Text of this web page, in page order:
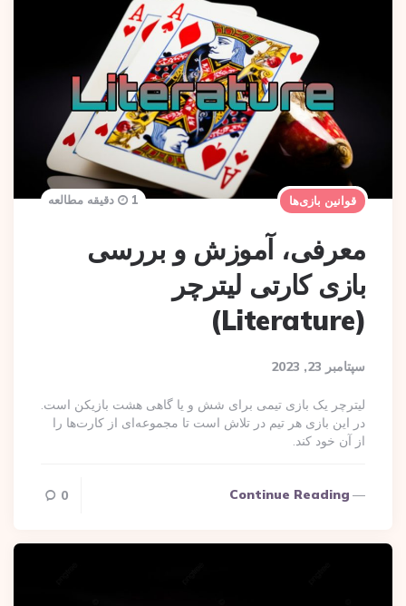
قوانین بازی‌ها
معرفی، آموزش و بررسی
بازی کارتی لیترچر
(Literature)
سپتامبر 23, 2023
1 دقیقه مطالعه
لیترچر یک بازی تیمی برای شش و یا گاهی هشت بازیکن است.
در این بازی هر تیم در تلاش است تا مجموعه‌ای از کارت‌ها را
از آن خود کند.
Continue Reading
0